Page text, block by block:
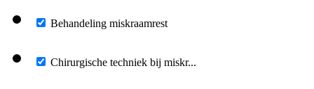
Behandeling miskraamrest
Chirurgische techniek bij miskr...